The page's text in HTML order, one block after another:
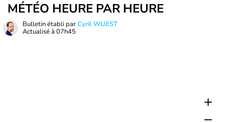
MÉTÉO HEURE PAR HEURE
Bulletin établi parCyril WUEST
Actualisé à 07h45